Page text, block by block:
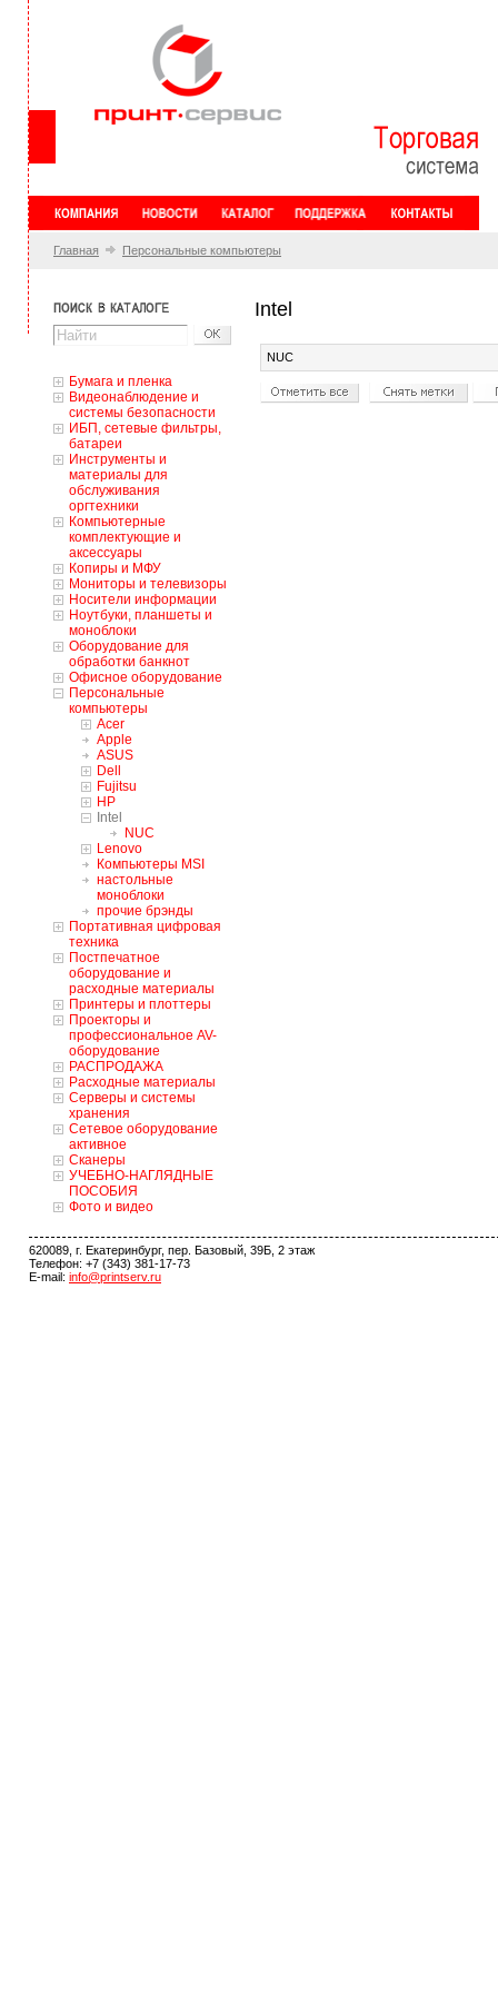
Главная Персональные компьютеры
Бумага и пленка
Видеонаблюдение и
системы безопасности
ИБП, сетевые фильтры,
батареи
Инструменты и
материалы для
обслуживания
оргтехники
Компьютерные
комплектующие и
аксессуары
Копиры и МФУ
Мониторы и телевизоры
Носители информации
Ноутбуки, планшеты и
моноблоки
Оборудование для
обработки банкнот
Офисное оборудование
Персональные
компьютеры
Acer
Apple
ASUS
Dell
Fujitsu
HP
Intel
NUC
Lenovo
Компьютеры MSI
настольные
моноблоки
прочие брэнды
Портативная цифровая
техника
Постпечатное
оборудование и
расходные материалы
Принтеры и плоттеры
Проекторы и
профессиональное AV-
оборудование
РАСПРОДАЖА
Расходные материалы
Серверы и системы
хранения
Сетевое оборудование
активное
Сканеры
УЧЕБНО-НАГЛЯДНЫЕ
ПОСОБИЯ
Фото и видео
Intel
NUC
620089, г. Екатеринбург, пер. Базовый, 39Б, 2 этаж
Телефон: +7 (343) 381-17-73
E-mail: info@printserv.ru